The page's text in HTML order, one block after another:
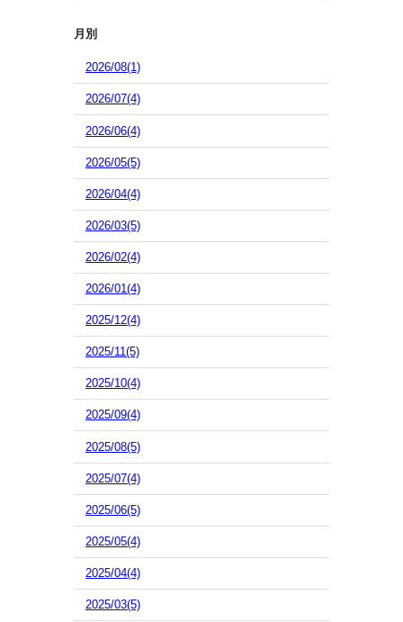
月別
2026/08(1)
2026/07(4)
2026/06(4)
2026/05(5)
2026/04(4)
2026/03(5)
2026/02(4)
2026/01(4)
2025/12(4)
2025/11(5)
2025/10(4)
2025/09(4)
2025/08(5)
2025/07(4)
2025/06(5)
2025/05(4)
2025/04(4)
2025/03(5)